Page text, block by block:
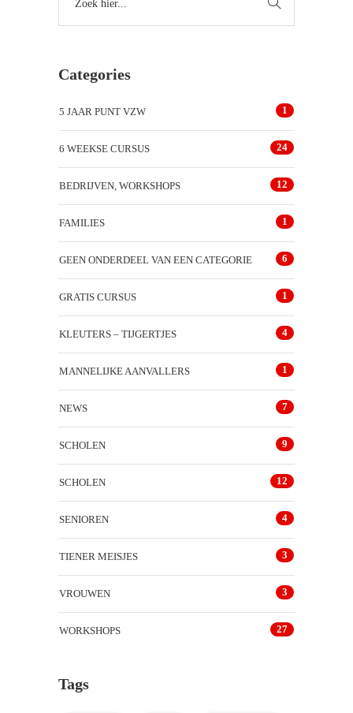
Categories
5 JAAR PUNT VZW 1
6 WEEKSE CURSUS 24
BEDRIJVEN, WORKSHOPS 12
FAMILIES 1
GEEN ONDERDEEL VAN EEN CATEGORIE 6
GRATIS CURSUS 1
KLEUTERS – TIJGERTJES 4
MANNELIJKE AANVALLERS 1
NEWS 7
SCHOLEN 9
SCHOLEN 12
SENIOREN 4
TIENER MEISJES 3
VROUWEN 3
WORKSHOPS 27
Tags